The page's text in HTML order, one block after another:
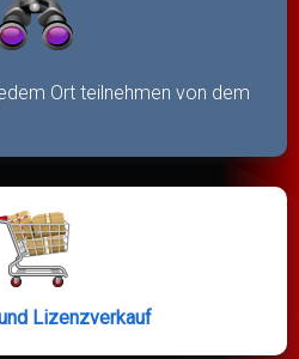
Ort teilnehmen von dem
Lizenzverkauf